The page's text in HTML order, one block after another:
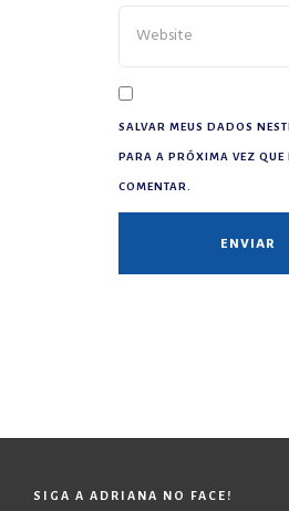
SALVAR MEUS DADOS
PARA A PRÓXIMA VEZ QUE
COMENTAR.
SIGA A ADRIANA NO FACE!